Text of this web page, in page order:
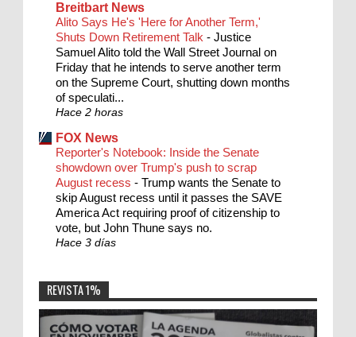
Breitbart News
Alito Says He's 'Here for Another Term,'
Shuts Down Retirement Talk - Justice
Samuel Alito told the Wall Street Journal on
Friday that he intends to serve another term
on the Supreme Court, shutting down months
of speculati...
Hace 2 horas
FOX News
Reporter's Notebook: Inside the Senate
showdown over Trump's push to scrap
August recess - Trump wants the Senate to
skip August recess until it passes the SAVE
America Act requiring proof of citizenship to
vote, but John Thune says no.
Hace 3 días
REVISTA 1%